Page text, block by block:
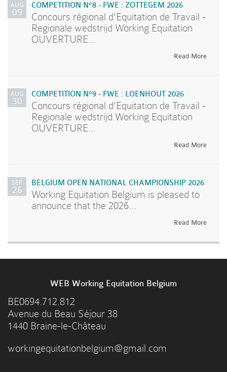
AUG
09
COMPETITION N°8 - FWE : ZOTTEGEM 2026
Concours régional d'Equitation de Travail -
Regionale wedstrijd Working Equitation
OUVERTURE...
Read More
AUG
30
COMPETITION N°9 - FWE : LOENHOUT 2026
Concours régional d'Equitation de Travail -
Regionale wedstrijd Working Equitation
OUVERTURE...
Read More
SEP
26
BELGIUM OPEN NATIONAL CHAMPIONSHIP 2026
Working Equitation Belgium is pleased to
announce that the 2026...
Read More
WEB Working Equitation Belgium
BE0694.712.812
Avenue du Beau Séjour 38
1440 Braine-le-Château
workingequitationbelgium@gmail.com